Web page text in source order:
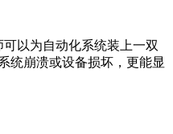
以为自动化系统装上一双
统崩溃或设备损坏，更能显